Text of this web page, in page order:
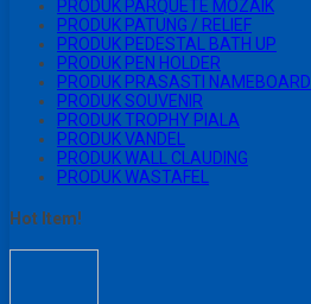
PRODUK PARQUETE MOZAIK
PRODUK PATUNG / RELIEF
PRODUK PEDESTAL BATH UP
PRODUK PEN HOLDER
PRODUK PRASASTI NAMEBOARD
PRODUK SOUVENIR
PRODUK TROPHY PIALA
PRODUK VANDEL
PRODUK WALL CLAUDING
PRODUK WASTAFEL
Hot Item!